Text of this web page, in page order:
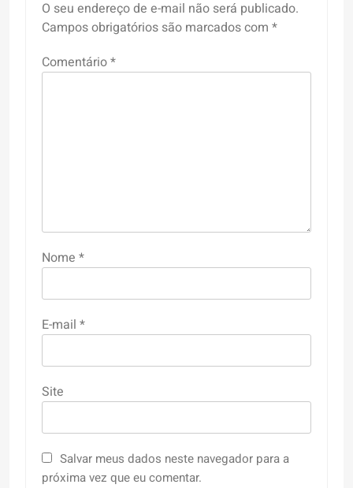
O seu endereço de e-mail não será publicado.
Campos obrigatórios são marcados com *
Comentário*
Nome *
E-mail *
Site
Salvar meus dados neste navegador para a
próxima vez que eu comentar.